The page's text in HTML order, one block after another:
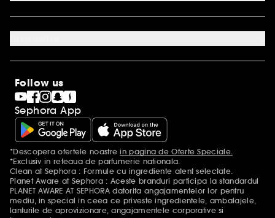
Regulament YSL Party
Descopera Sephora
Cariere
Premiul Sephora
Clean at Sephora
Black Friday la Sephora
Singles' Day la Sephora
Sitemap
Follow us
Sephora App
Mentiuni aditionale
*Descopera ofertele noastrein pagina de Oferte Speciale.
*Exclusiv in reteaua de parfumerie nationala.
Clean at Sephora : Formule cu ingrediente atent selectate.
Planet Aware at Sephora : Aceste branduri participa la standardul
PLANET AWARE AT SEPHORA datorita angajamentelor lor pentru
mediu, in special in ceea ce priveste ingredientele, ambalajele,
lanturile de aprovizionare, angajamentele corporative si